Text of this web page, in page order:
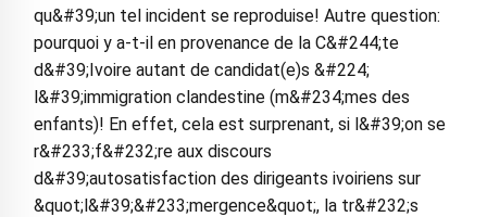
qu&#39;un tel incident se reproduise! Autre question:
pourquoi y a-t-il en provenance de la C&#244;te
d&#39;Ivoire autant de candidat(e)s &#224;
l&#39;immigration clandestine (m&#234;mes des
enfants)! En effet, cela est surprenant, si l&#39;on se
r&#233;f&#232;re aux discours
d&#39;autosatisfaction des dirigeants ivoiriens sur
&quot;l&#39;&#233;mergence&quot;, la tr&#232;s